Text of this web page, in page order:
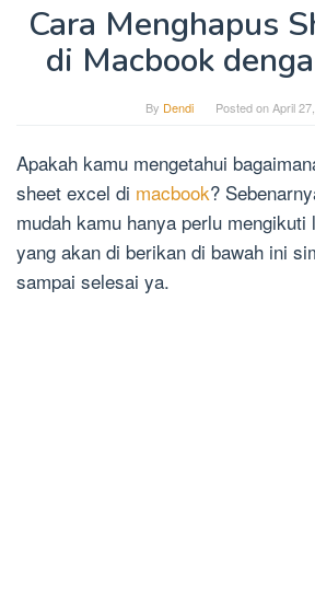
Cara Menghapus
di Macbook
By Dendi Posted onApril
Apakah kamu mengetahui
sheet excel di macbook?
mudah kamu hanya perlu mengikuti
yang akan di berikan di bawah ini
sampai selesai ya.